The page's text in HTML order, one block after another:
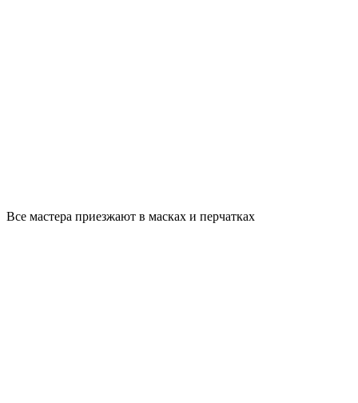
Все мастера приезжают в масках и перчатках